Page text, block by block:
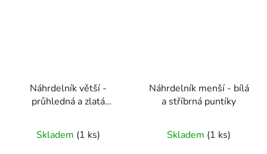
Náhrdelník větší -
průhledná a zlatá
Skladem (1 ks)
Náhrdelník menší - bílá
a stříbrná puntíky
Skladem (1 ks)